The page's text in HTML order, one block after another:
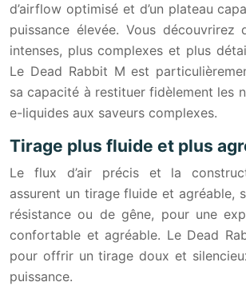
d’airflow optimisé et d’un plateau
puissance élevée. Vous découvrirez
intenses, plus complexes et plus
Le Dead Rabbit M est
sa capacité à restituer fidèlement les
e-liquides aux saveurs complexes.
Tirage plus fluide et plus
Le flux d’air précis et la
assurent un tirage fluide et agréable,
résistance ou de gêne, pour une
confortable et agréable. Le Dead
pour offrir un tirage doux et
puissance.